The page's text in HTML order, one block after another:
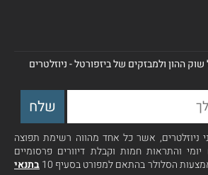
ההון ולמבזקים של ביזפורטל - ניוזלטרים
ניוזלטרים, אשר כל אחד מהווה רשימת תפוצה
והתראות חמות וקבלת דיוורים פרסומיים
הסלולר בהתאם למפורט בסעיף 10
בתנאי